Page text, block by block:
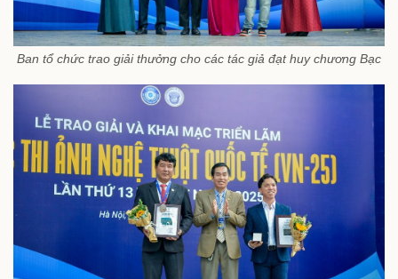
Ban tổ chức trao giải thưởng cho các tác giả đạt huy chương Bạc